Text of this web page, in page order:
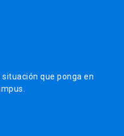
que ponga en